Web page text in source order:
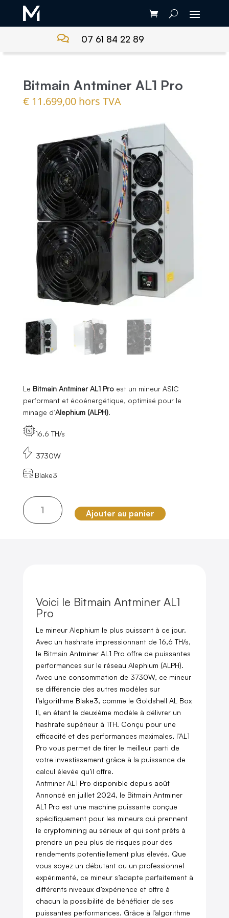
 07 61 84 22 89
Bitmain Antminer AL1 Pro
€ 11.699,00 hors TVA
Le Bitmain Antminer AL1 Proest un mineur ASIC
performant et écoénergétique, optimisé pour le
minage d’Alephium (ALPH).
16.6 TH/s
3730W
Blake3
quantité
de
Bitmain
Ajouter au panier
Voici le Bitmain Antminer AL1
Pro
Le mineur Alephium le plus puissant à ce jour.
Avec un hashrate impressionnant de 16,6 TH/s,
le Bitmain Antminer AL1 Pro offre de puissantes
performances sur le réseau Alephium (ALPH).
Avec une consommation de 3730W, ce mineur
se différencie des autres modèles sur
l’algorithme Blake3, comme le Goldshell AL Box
II, en étant le deuxième modèle à délivrer un
hashrate supérieur à 1TH. Conçu pour une
efficacité et des performances maximales, l’AL1
Pro vous permet de tirer le meilleur parti de
votre investissement grâce à la puissance de
calcul élevée qu’il offre.
Antminer AL1 Pro disponible depuis août
Annoncé en juillet 2024, le Bitmain Antminer
AL1 Pro est une machine puissante conçue
spécifiquement pour les mineurs qui prennent
le cryptomining au sérieux et qui sont prêts à
prendre un peu plus de risques pour des
rendements potentiellement plus élevés. Que
vous soyez un débutant ou un professionnel
expérimenté, ce mineur s’adapte parfaitement à
différents niveaux d’expérience et offre à
chacun la possibilité de bénéficier de ses
puissantes performances. Grâce à l’algorithme